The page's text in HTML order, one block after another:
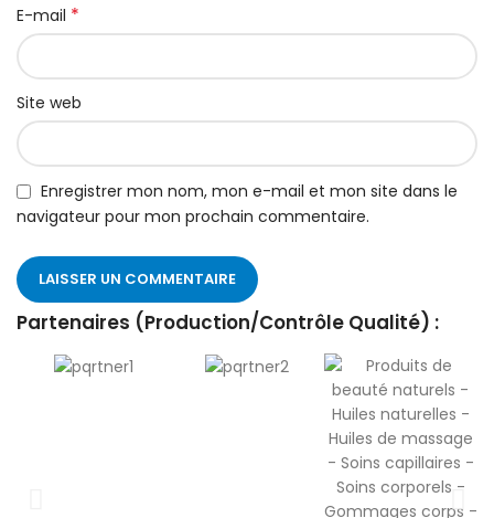
E-mail *
Site web
Enregistrer mon nom, mon e-mail et mon site dans le
navigateur pour mon prochain commentaire.
Partenaires (Production/Contrôle Qualité) :